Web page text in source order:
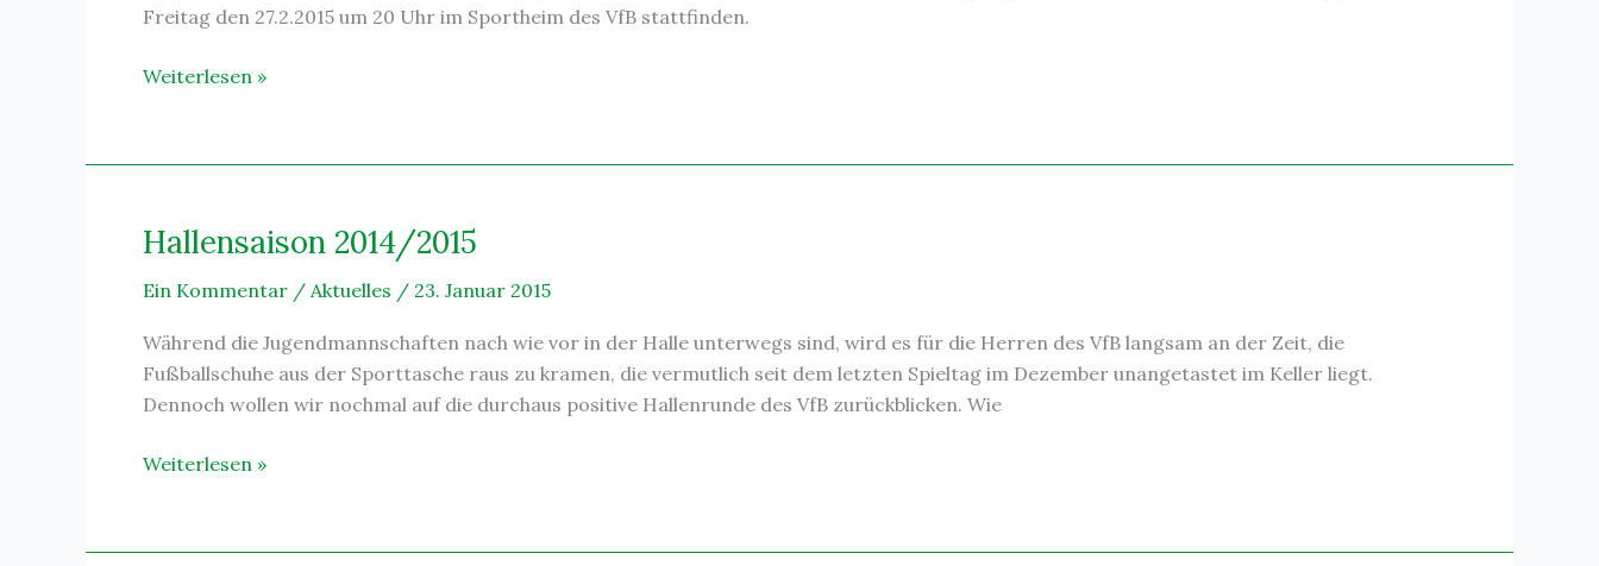
Freitag den 27.2.2015 um 20 Uhr im Sportheim des VfB stattfinden.
Einladung
Weiterlesen »
Hallensaison 2014/2015
Ein Kommentar / Aktuelles / 23. Januar 2015
Während die Jugendmannschaften nach wie vor in der Halle unterwegs sind, wird es für die Herren des VfB langsam an der Zeit, die
Fußballschuhe aus der Sporttasche raus zu kramen, die vermutlich seit dem letzten Spieltag im Dezember unangetastet im Keller liegt.
Dennoch wollen wir nochmal auf die durchaus positive Hallenrunde des VfB zurückblicken. Wie
Hallensaison
Weiterlesen »